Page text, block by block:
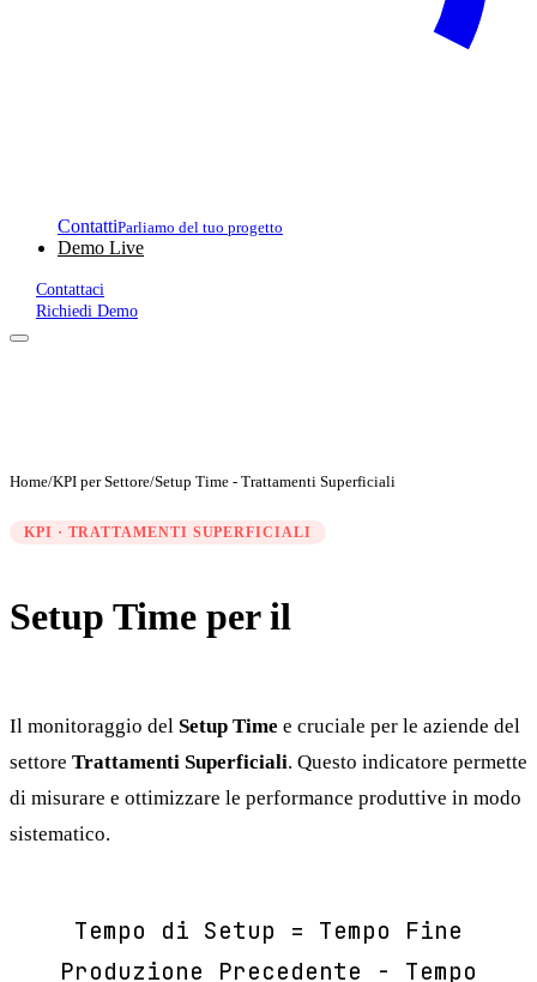
ContattiParliamo del tuo progetto
Demo Live
Contattaci
Richiedi Demo
Home/KPI per Settore/Setup Time - Trattamenti Superficiali
KPI · TRATTAMENTI SUPERFICIALI
Setup Time per il
Il monitoraggio del Setup Time e cruciale per le aziende del
settore Trattamenti Superficiali. Questo indicatore permette
di misurare e ottimizzare le performance produttive in modo
sistematico.
Tempo di Setup = Tempo Fine
Produzione Precedente - Tempo